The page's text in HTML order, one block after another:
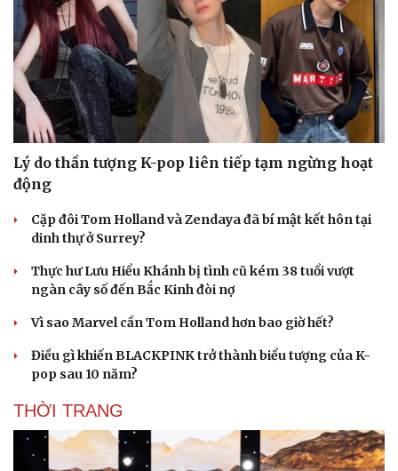
Lý do thần tượng K-pop liên tiếp tạm ngừng hoạt
động
Cặp đôi Tom Holland và Zendaya đã bí mật kết hôn tại
dinh thự ở Surrey?
Thực hư Lưu Hiểu Khánh bị tình cũ kém 38 tuổi vượt
ngàn cây số đến Bắc Kinh đòi nợ
Vì sao Marvel cần Tom Holland hơn bao giờ hết?
Điều gì khiến BLACKPINK trở thành biểu tượng của K-
pop sau 10 năm?
THỜI TRANG